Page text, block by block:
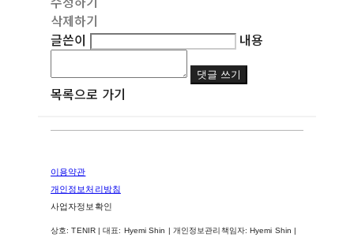
삭제하기
글쓴이
내용
댓글 쓰기
목록으로 가기
이용약관
개인정보처리방침
사업자정보확인
상호: TENIR | 대표: Hyemi Shin | 개인정보관리책임자: Hyemi Shin |